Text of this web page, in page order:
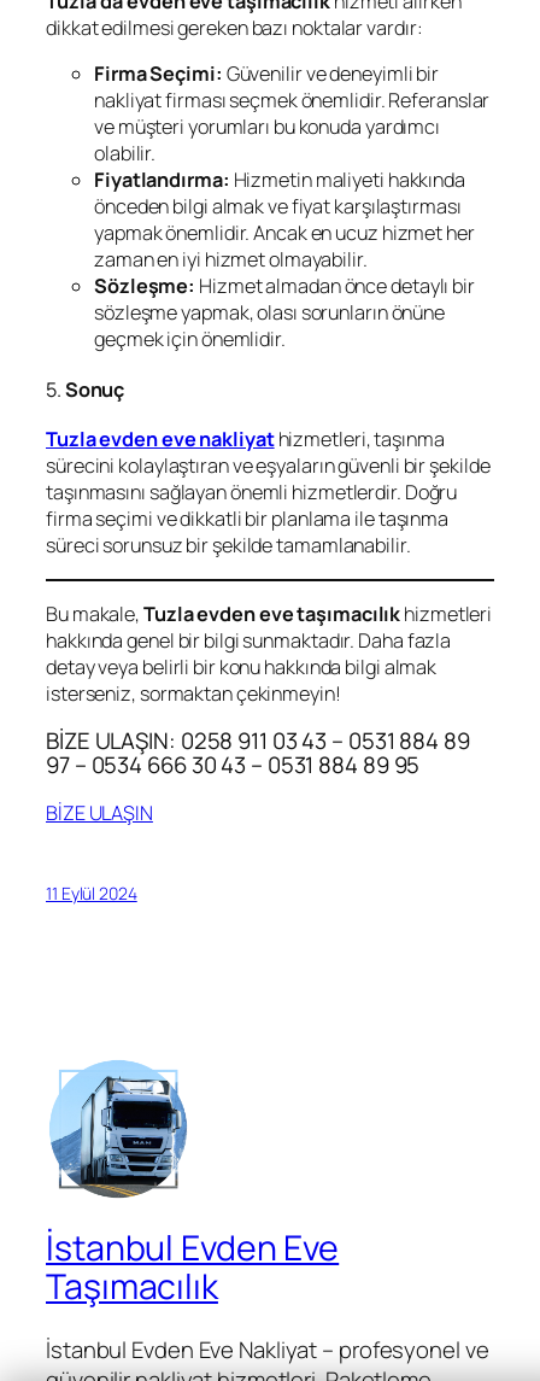
dikkat edilmesi gereken bazı noktalar vardır:
Firma Seçimi: Güvenilir ve deneyimli bir
nakliyat firması seçmek önemlidir. Referanslar
ve müşteri yorumları bu konuda yardımcı
olabilir.
Fiyatlandırma: Hizmetin maliyeti hakkında
önceden bilgi almak ve fiyat karşılaştırması
yapmak önemlidir. Ancak en ucuz hizmet her
zaman en iyi hizmet olmayabilir.
Sözleşme: Hizmet almadan önce detaylı bir
sözleşme yapmak, olası sorunların önüne
geçmek için önemlidir.
5.Sonuç
Tuzla evden eve nakliyathizmetleri, taşınma
sürecini kolaylaştıran ve eşyaların güvenli bir şekilde
taşınmasını sağlayan önemli hizmetlerdir. Doğru
firma seçimi ve dikkatli bir planlama ile taşınma
süreci sorunsuz bir şekilde tamamlanabilir.
Bu makale,Tuzla evden eve taşımacılıkhizmetleri
hakkında genel bir bilgi sunmaktadır. Daha fazla
detay veya belirli bir konu hakkında bilgi almak
isterseniz, sormaktan çekinmeyin!
BİZE ULAŞIN: 0258 911 03 43 – 0531 884 89
97 – 0534 666 30 43 – 0531 884 89 95
BİZE ULAŞIN
11 Eylül 2024
İstanbul Evden Eve
Taşımacılık
İstanbul Evden Eve Nakliyat – profesyonel ve